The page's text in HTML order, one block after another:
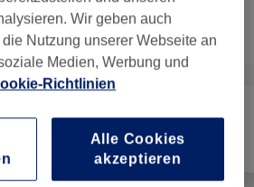
du gesucht hast?
Haarentfernung
Wir geben auch
die Nutzung unserer Webseite an
Medien, Werbung und
Richtlinien
Alle Cookies
akzeptieren